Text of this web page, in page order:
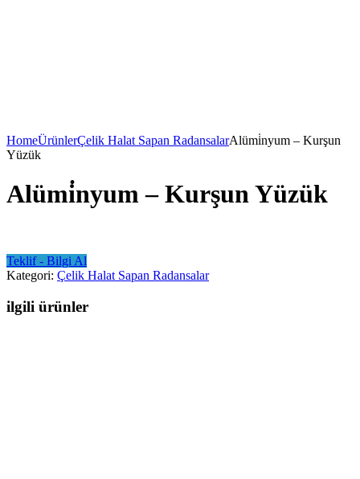
HomeÜrünlerÇelik Halat Sapan RadansalarAlümi̇nyum – Kurşun
Yüzük
Alümi̇nyum – Kurşun Yüzük
Teklif - Bilgi Al
Kategori: Çelik Halat Sapan Radansalar
ilgili ürünler